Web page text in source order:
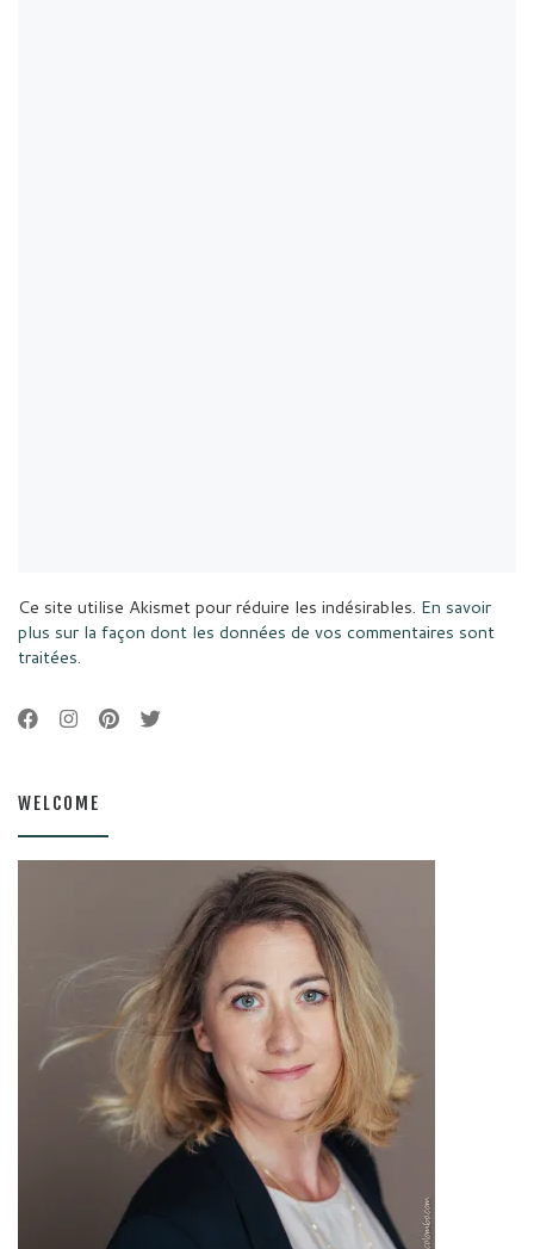
Ce site utilise Akismet pour réduire les indésirables. En savoir
plus sur la façon dont les données de vos commentaires sont
traitées.
WELCOME